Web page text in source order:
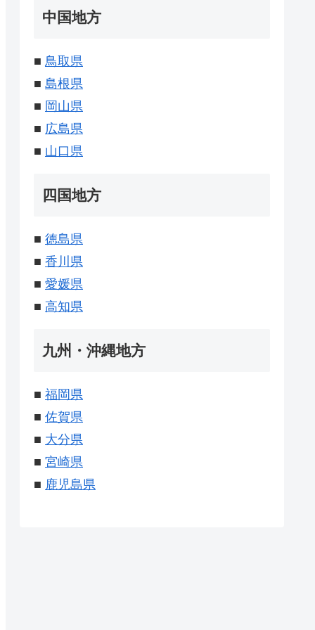
中国地方
■ 鳥取県
■ 島根県
■ 岡山県
■ 広島県
■ 山口県
四国地方
■ 徳島県
■ 香川県
■ 愛媛県
■ 高知県
九州・沖縄地方
■ 福岡県
■ 佐賀県
■ 大分県
■ 宮崎県
■ 鹿児島県